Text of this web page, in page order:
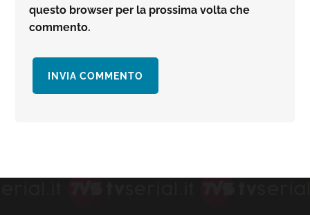
questo browser per la prossima volta che
commento.